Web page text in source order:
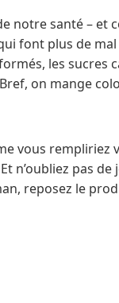
notre santé – et
font plus de
les sucres
on mange
vous
n’oubliez pas
reposez le